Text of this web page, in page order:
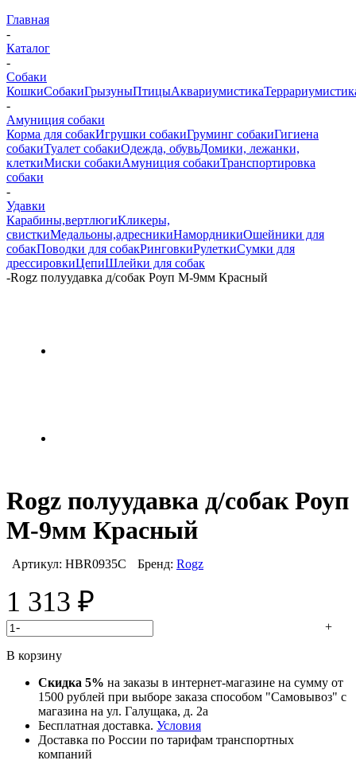
Главная
-
Каталог
-
Собаки
КошкиСобакиГрызуныПтицыАквариумистика
-
Амуниция собаки
Корма для собакИгрушки собакиГруминг собакиГигиена
собакиТуалет собакиОдежда, обувьДомики, лежанки,
клеткиМиски собакиАмуниция собакиТранспортировка
собаки
-
Удавки
Карабины,вертлюгиКликеры,
свисткиМедальоны,адресникиНамордникиОшейники для
собакПоводки для собакРинговкиРулеткиСумки для
дрессировкиЦепиШлейки для собак
-Rogz полуудавка д/собак Роуп M-9мм Красный
Rogz полуудавка д/собак Роуп
M-9мм Красный
Артикул: HBR0935C Бренд: Rogz
1 313 ₽
- +
В корзину
Скидка 5% на заказы в интернет-магазине на сумму от
1500 рублей при выборе заказа способом "Самовывоз" с
магазина на ул. Галущака, д. 2а
Бесплатная доставка. Условия
Доставка по России по тарифам транспортных
компаний